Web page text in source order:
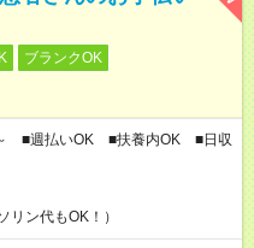
ブランクOK
■週払いOK ■扶養内OK ■日収
リン代もOK！）